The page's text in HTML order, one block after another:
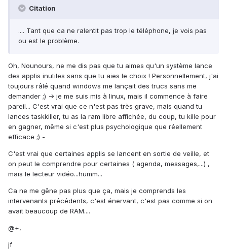
Citation
.... Tant que ca ne ralentit pas trop le téléphone, je vois pas
ou est le problème.
Oh, Nounours, ne me dis pas que tu aimes qu'un système lance
des applis inutiles sans que tu aies le choix ! Personnellement, j'ai
toujours râlé quand windows me lançait des trucs sans me
demander ;) -> je me suis mis à linux, mais il commence à faire
pareil... C'est vrai que ce n'est pas très grave, mais quand tu
lances taskkiller, tu as la ram libre affichée, du coup, tu kille pour
en gagner, même si c'est plus psychologique que réellement
efficace ;) -
C'est vrai que certaines applis se lancent en sortie de veille, et
on peut le comprendre pour certaines ( agenda, messages,...) ,
mais le lecteur vidéo...humm...
Ca ne me gêne pas plus que ça, mais je comprends les
intervenants précédents, c'est énervant, c'est pas comme si on
avait beaucoup de RAM....
@+,
jf